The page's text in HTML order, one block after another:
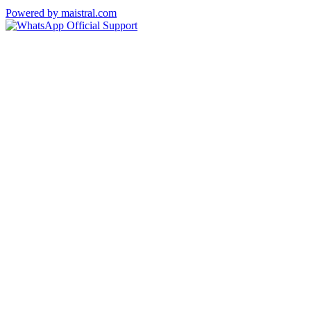
Powered by maistral.com